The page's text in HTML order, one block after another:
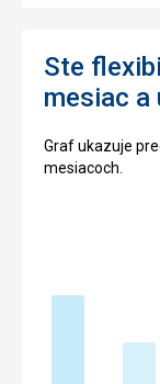
Ste
mesiac a
Graf ukazuje
mesiacoch.